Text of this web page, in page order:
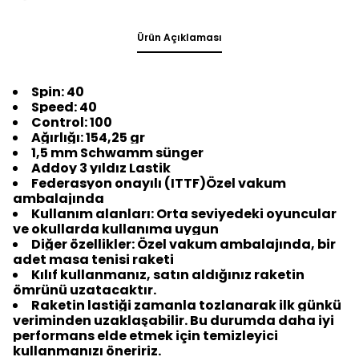
Ürün Açıklaması
Spin: 40
Speed: 40
Control: 100
Ağırlığı: 154,25 gr
1,5 mm Schwamm sünger
Addoy 3 yıldız Lastik
Federasyon onayılı (ITTF)Özel vakum
ambalajında
Kullanım alanları: Orta seviyedeki oyuncular
ve okullarda kullanıma uygun
Diğer özellikler: Özel vakum ambalajında, bir
adet masa tenisi raketi
Kılıf kullanmanız, satın aldığınız raketin
ömrünü uzatacaktır.
Raketin lastiği zamanla tozlanarak ilk günkü
veriminden uzaklaşabilir. Bu durumda daha iyi
performans elde etmek için temizleyici
kullanmanızı öneririz.